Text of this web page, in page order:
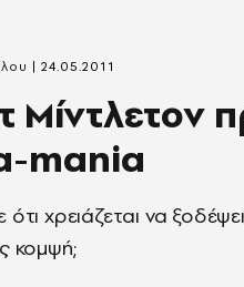
Μίντλετον
mania
ότι χρειάζεται να
κομψή;
24.05.2011